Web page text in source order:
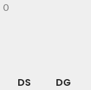
0
DS DG